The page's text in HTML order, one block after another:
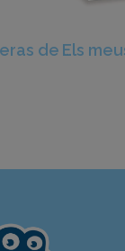
Mis primeras 9 ceras de colores - Crealign'